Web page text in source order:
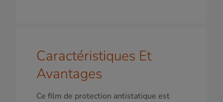
Caractéristiques Et
Avantages
Ce film de protection antistatique est